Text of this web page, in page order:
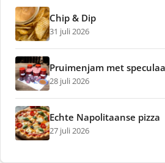
Chip & Dip
31 juli 2026
Pruimenjam met
28 juli 2026
Echte Napolitaanse pizza
27 juli 2026